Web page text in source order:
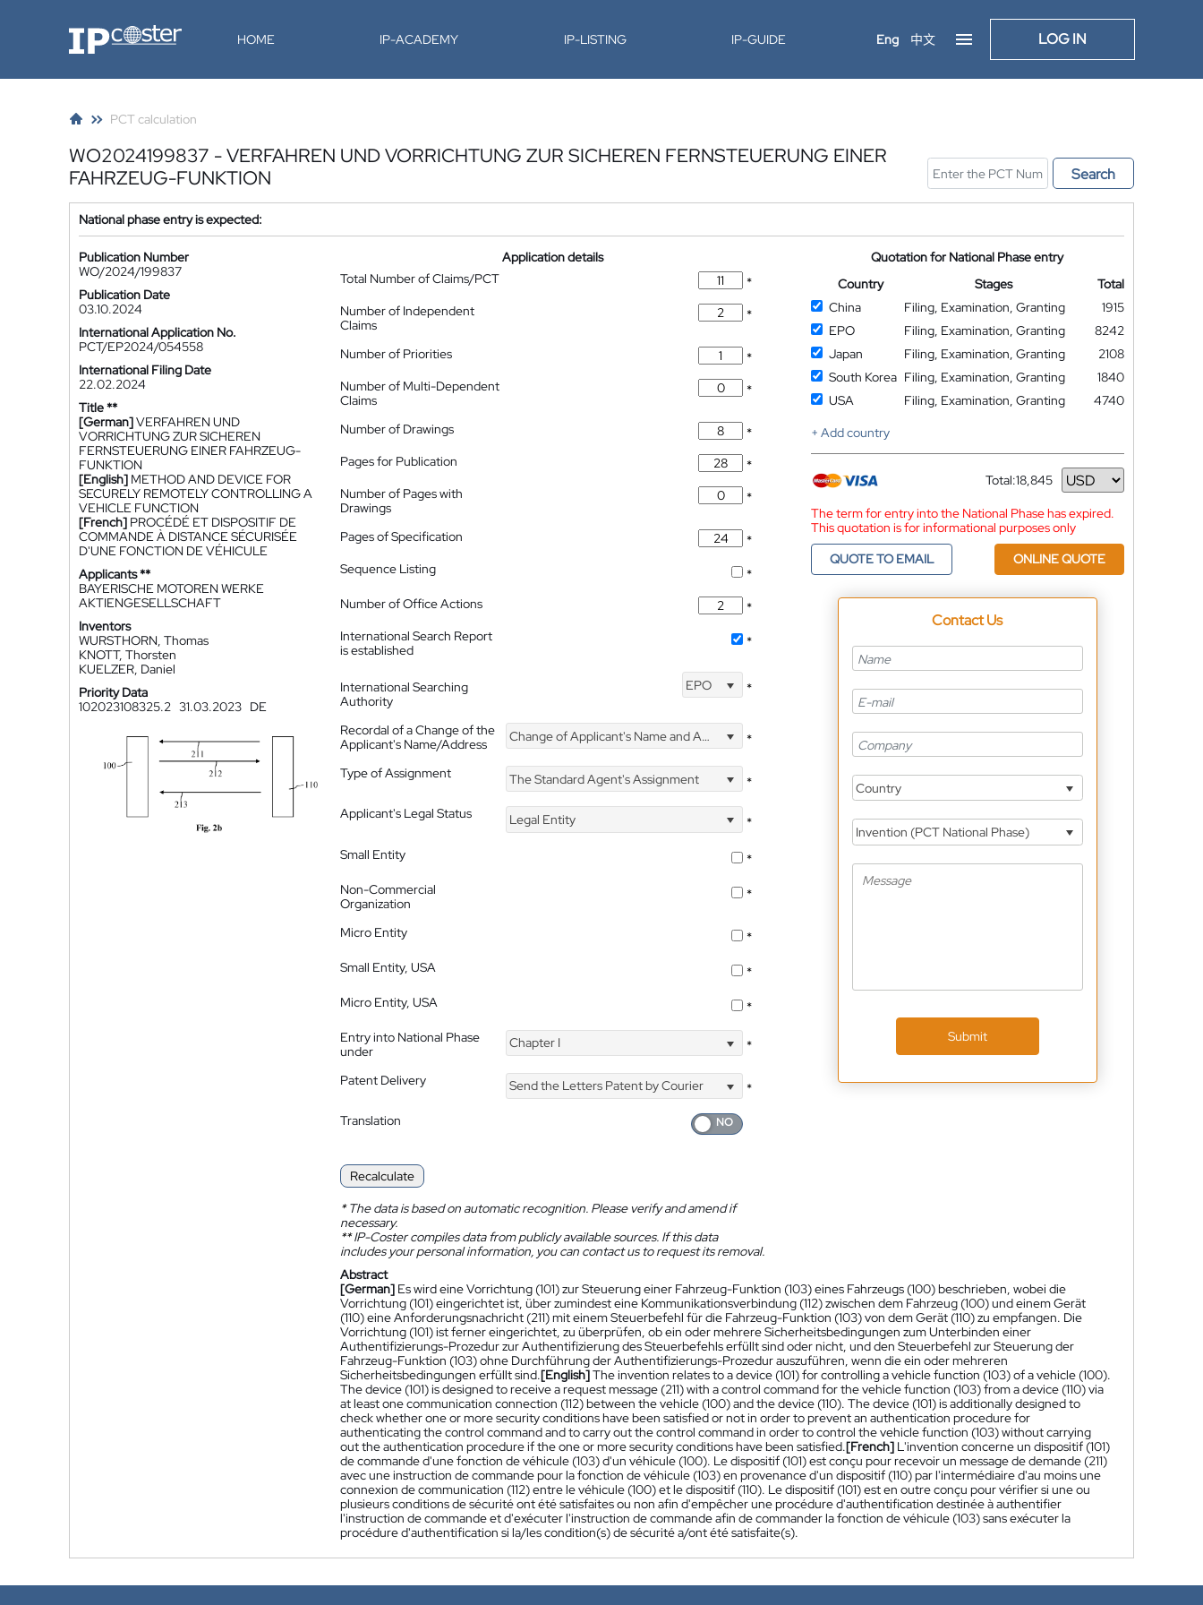
IP-Coster HOME IP-ACADEMY IP-LISTING IP-GUIDE Eng 中文 LOG IN
PCT calculation
WO2024199837 - VERFAHREN UND VORRICHTUNG ZUR SICHEREN FERNSTEUERUNG EINER
FAHRZEUG-FUNKTION
Search
National phase entry is expected:
Publication Number
WO/2024/199837
Publication Date
03.10.2024
International Application No.
PCT/EP2024/054558
International Filing Date
22.02.2024
Title **
[German]VERFAHREN UND
VORRICHTUNG ZUR SICHEREN
FERNSTEUERUNG EINER FAHRZEUG-
FUNKTION
[English] METHOD AND DEVICE FOR
SECURELY REMOTELY CONTROLLING A
VEHICLE FUNCTION
[French] PROCÉDÉ ET DISPOSITIF DE
COMMANDE À DISTANCE SÉCURISÉE
D'UNE FONCTION DE VÉHICULE
Applicants **
BAYERISCHE MOTOREN WERKE
AKTIENGESELLSCHAFT
Inventors
WURSTHORN, Thomas
KNOTT, Thorsten
KUELZER, Daniel
Priority Data
102023108325.2 31.03.2023 DE
Application details
Total Number of Claims/PCT
*
Number of Independent
Claims
*
Number of Priorities
*
Number of Multi-Dependent
Claims
*
Number of Drawings
*
Pages for Publication
*
Number of Pages with
Drawings
*
Pages of Specification
*
Sequence Listing
*
Number of Office Actions
*
International Search Report
is established
*
International Searching
Authority
EPO *
Recordal of a Change of the
Applicant's Name/Address
Change of Applicant's Name and Address *
Type of Assignment The Standard Agent's Assignment
*
Applicant's Legal Status
Legal Entity
*
Small Entity
*
Non-Commercial
Organization
*
Micro Entity
*
Small Entity, USA
*
Micro Entity, USA
*
Entry into National Phase
under
Chapter I *
Patent Delivery Send the Letters Patent by Courier
*
Translation
Recalculate
*The data is based on automatic recognition. Please verify and amend if
necessary.
**IP-Coster compiles data from publicly available sources. If this data
includes your personal information, you can contact us to request its removal.
Quotation for National Phase entry
Country
Stages
Total
China
Filing, Examination, Granting
1915
EPO
Filing, Examination, Granting
8242
Japan
Filing, Examination, Granting
2108
South Korea Filing, Examination, Granting
1840
USA
Filing, Examination, Granting
4740
+ Add country
Total:18,845
Currency
The term for entry into the National Phase has expired.
This quotation is for informational purposes only
QUOTE TO EMAIL
ONLINE QUOTE
Contact Us
Country
Invention (PCT National Phase)
Submit
Abstract
[German] Es wird eine Vorrichtung (101) zur Steuerung einer Fahrzeug-Funktion (103) eines Fahrzeugs (100) beschrieben, wobei die
Vorrichtung (101) eingerichtet ist, über zumindest eine Kommunikationsverbindung (112) zwischen dem Fahrzeug (100) und einem Gerät
(110) eine Anforderungsnachricht (211) mit einem Steuerbefehl für die Fahrzeug-Funktion (103) von dem Gerät (110) zu empfangen. Die
Vorrichtung (101) ist ferner eingerichtet, zu überprüfen, ob ein oder mehrere Sicherheitsbedingungen zum Unterbinden einer
Authentifizierungs-Prozedur zur Authentifizierung des Steuerbefehls erfüllt sind oder nicht, und den Steuerbefehl zur Steuerung der
Fahrzeug-Funktion (103) ohne Durchführung der Authentifizierungs-Prozedur auszuführen, wenn die ein oder mehreren
Sicherheitsbedingungen erfüllt sind.[English]The invention relates to a device (101) for controlling a vehicle function (103) of a vehicle (100).
The device (101) is designed to receive a request message (211) with a control command for the vehicle function (103) from a device (110) via
at least one communication connection (112) between the vehicle (100) and the device (110). The device (101) is additionally designed to
check whether one or more security conditions have been satisfied or not in order to prevent an authentication procedure for
authenticating the control command and to carry out the control command in order to control the vehicle function (103) without carrying
out the authentication procedure if the one or more security conditions have been satisfied.[French] L'invention concerne un dispositif (101)
de commande d'une fonction de véhicule (103) d'un véhicule (100). Le dispositif (101) est conçu pour recevoir un message de demande (211)
avec une instruction de commande pour la fonction de véhicule (103) en provenance d'un dispositif (110) par l'intermédiaire d'au moins une
connexion de communication (112) entre le véhicule (100) et le dispositif (110). Le dispositif (101) est en outre conçu pour vérifier si une ou
plusieurs conditions de sécurité ont été satisfaites ou non afin d'empêcher une procédure d'authentification destinée à authentifier
l'instruction de commande et d'exécuter l'instruction de commande afin de commander la fonction de véhicule (103) sans exécuter la
procédure d'authentification si la/les condition(s) de sécurité a/ont été satisfaite(s).